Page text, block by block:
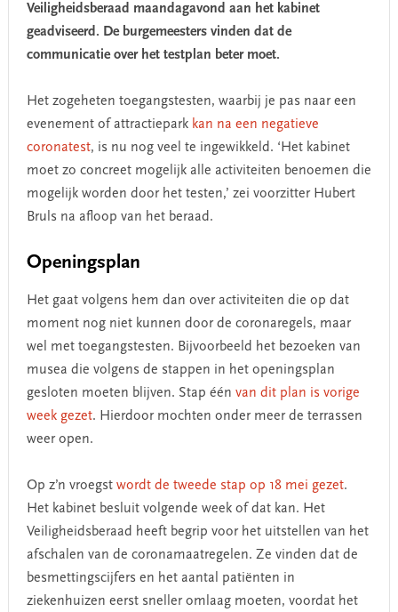
Veiligheidsberaad maandagavond aan het kabinet
geadviseerd. De burgemeesters vinden dat de
communicatie over het testplan beter moet.
Het zogeheten toegangstesten, waarbij je pas naar een
evenement of attractiepark kan na een negatieve
coronatest, is nu nog veel te ingewikkeld. ‘Het kabinet
moet zo concreet mogelijk alle activiteiten benoemen die
mogelijk worden door het testen,’ zei voorzitter Hubert
Bruls na afloop van het beraad.
Openingsplan
Het gaat volgens hem dan over activiteiten die op dat
moment nog niet kunnen door de coronaregels, maar
wel met toegangstesten. Bijvoorbeeld het bezoeken van
musea die volgens de stappen in het openingsplan
gesloten moeten blijven. Stap één van dit plan is vorige
week gezet. Hierdoor mochten onder meer de terrassen
weer open.
Op z’n vroegst wordt de tweede stap op 18 mei gezet.
Het kabinet besluit volgende week of dat kan. Het
Veiligheidsberaad heeft begrip voor het uitstellen van het
afschalen van de coronamaatregelen. Ze vinden dat de
besmettingscijfers en het aantal patiënten in
ziekenhuizen eerst sneller omlaag moeten, voordat het